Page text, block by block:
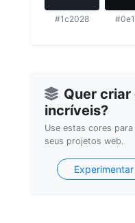
#1c2028
Quer
incríveis?
Use estas cores
seus projetos web.